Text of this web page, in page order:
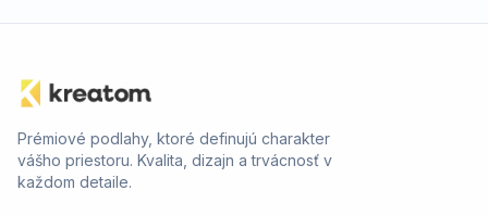
Prémiové podlahy, ktoré definujú charakter
vášho priestoru. Kvalita, dizajn a trvácnosť v
každom detaile.